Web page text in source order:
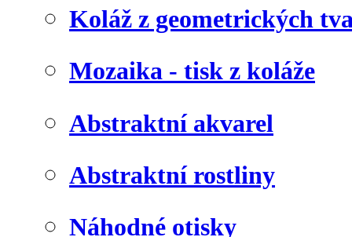
Koláž z geometrických
Mozaika - tisk z koláže
Abstraktní akvarel
Abstraktní rostliny
Náhodné otisky